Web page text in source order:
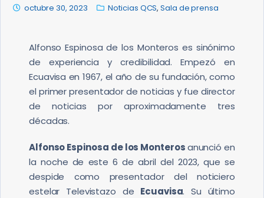
Prensa
octubre 30, 2023
Noticias QCS,Sala de prensa
Alfonso Espinosa de los Monteros es sinónimo
de experiencia y credibilidad. Empezó en
Ecuavisa en 1967, el año de su fundación, como
el primer presentador de noticias y fue director
de noticias por aproximadamente tres
décadas.
Alfonso Espinosa de los Monterosanunció en
la noche de este 6 de abril del 2023, que se
despide como presentador del noticiero
estelar Televistazo de Ecuavisa. Su último